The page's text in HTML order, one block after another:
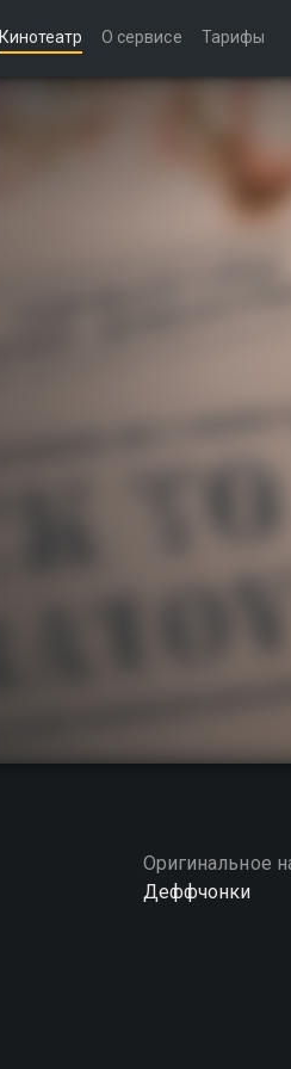
Кинотеатр О сервисе Тарифы
Оригинальное
Деффчонки